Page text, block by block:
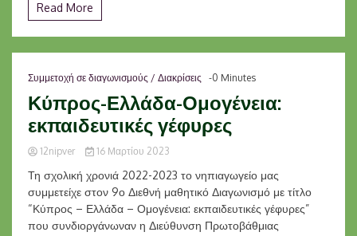
Read More
Συμμετοχή σε διαγωνισμούς / Διακρίσεις -0 Minutes
Κύπρος-Ελλάδα-Ομογένεια:
εκπαιδευτικές γέφυρες
12nipver 16 Μαρτίου 2023
Τη σχολική χρονιά 2022-2023 το νηπιαγωγείο μας
συμμετείχε στον 9ο Διεθνή μαθητικό Διαγωνισμό με τίτλο
“Κύπρος – Ελλάδα – Ομογένεια: εκπαιδευτικές γέφυρες”
που συνδιοργάνωναν η Διεύθυνση Πρωτοβάθμιας